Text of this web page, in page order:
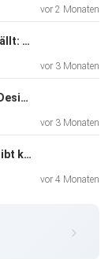
vor 2 Monaten
#143: Warum Umsetzung schwer fällt: Hohe Intelligenz, Human Design & der Weg aus dem Selbstzweifel - Gespräch mit Miriam Michaelsen
vor 3 Monaten
#142: Antike Astrologie & Human Design - Gespräch mit Carina Harsch
vor 3 Monaten
#141: Start des Merkurjahrs - Es gibt kein zurück mehr!
vor 4 Monaten